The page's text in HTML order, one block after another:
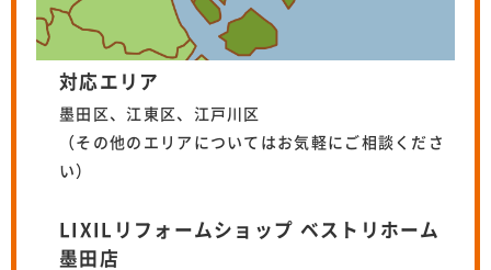
対応エリア
墨田区、江東区、江戸川区
（その他のエリアについてはお気軽にご相談くださ
い）
LIXILリフォームショップ ベストリホーム
墨田店